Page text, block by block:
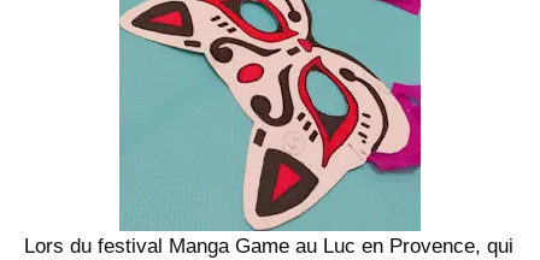
Lors du festival Manga Game au Luc en Provence, qui